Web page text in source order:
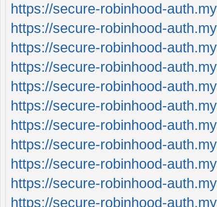
https://secure-robinhood-
https://secure-robinhood-
https://secure-robinhood-
https://secure-robinhood-
https://secure-robinhood-
https://secure-robinhood-
https://secure-robinhood-
https://secure-robinhood-
https://secure-robinhood-
https://secure-robinhood-
https://secure-robinhood-